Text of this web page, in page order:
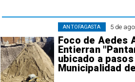
5 de
Foco de Aedes
Entierran
ubicado a
Municipalidad
ANTOFAGASTA